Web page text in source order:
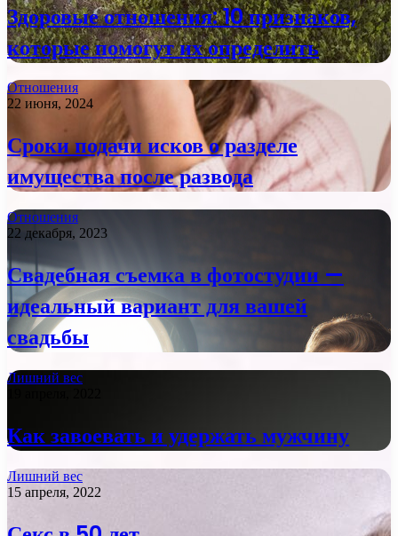
Здоровые отношения: 10 признаков,
которые помогут их определить
Отношения
22 июня, 2024
Сроки подачи исков о разделе
имущества после развода
Отношения
22 декабря, 2023
Свадебная съемка в фотостудии —
идеальный вариант для вашей
свадьбы
Лишний вес
Как завоевать и удержать мужчину
Лишний вес
15 апреля, 2022